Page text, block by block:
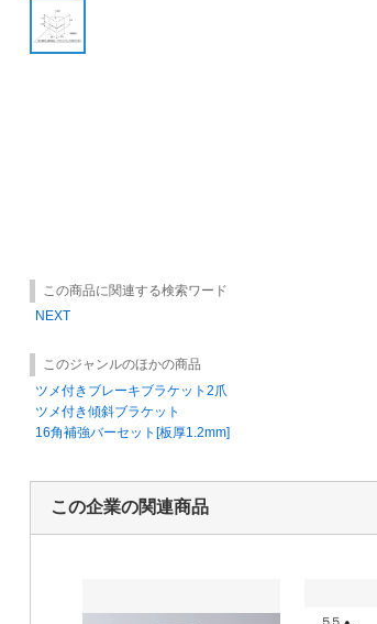
この商品に関連する検索ワード
NEXT
このジャンルのほかの商品
ツメ付きブレーキブラケット2爪
ツメ付き傾斜ブラケット
16角補強バーセット[板厚1.2mm]
この企業の関連商品